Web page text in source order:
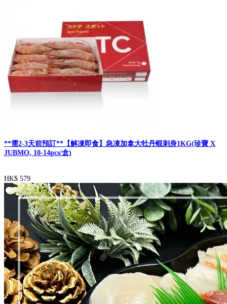
**需2-3天前預訂**【解凍即食】急凍加拿大牡丹蝦刺身1KG(珍寶 X
JUBMO, 10-14pcs/盒)
HK$ 579